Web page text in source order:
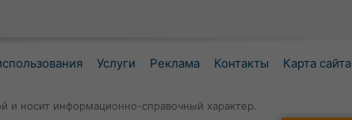
Услуги Реклама Контакты Карта сайта
носит информационно-справочный характер.